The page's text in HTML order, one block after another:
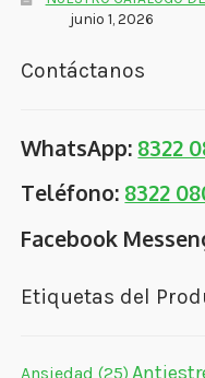
junio 1, 2026
Contáctanos
WhatsApp: 8322
Teléfono: 8322
Facebook
Etiquetas del
Ansiedad (25)